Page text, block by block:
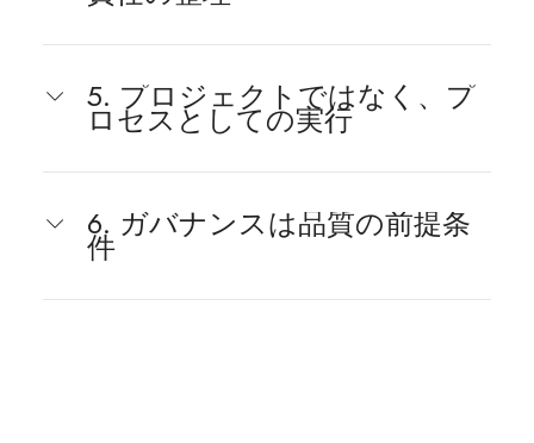
5. プロジェクトではなく、プ
ロセスとしての実行
6. ガバナンスは品質の前提条
件